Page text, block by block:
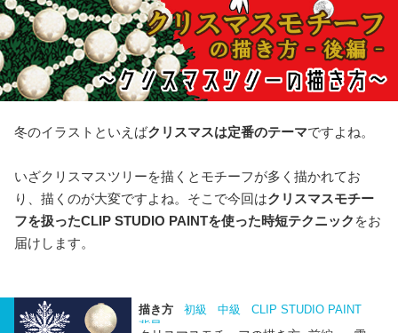
冬のイラストといえばクリスマスは定番のテーマですよね。
いざクリスマスツリーを描くとモチーフが多く描かれてお
り、描くのが大変ですよね。そこで今回はクリスマスモチー
フを扱ったCLIP STUDIO PAINTを使った時短テクニック をお
届けします。
描き方 初級 中級
CLIP STUDIO PAINT
背景